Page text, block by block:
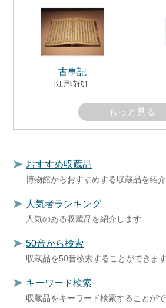
古事記
[江戸時代］
もっと見る
おすすめ収蔵品
博物館からおすすめする収蔵品を紹
人気者ランキング
人気のある収蔵品を紹介します
50音から検索
収蔵品を50音検索することができます
キーワード検索
収蔵品をキーワード検索することが